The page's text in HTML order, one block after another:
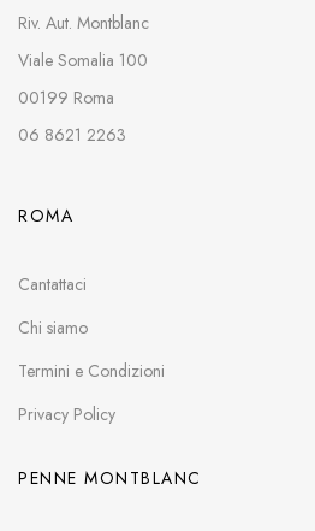
Riv. Aut. Montblanc
Viale Somalia 100
00199 Roma
06 8621 2263
ROMA
Cantattaci
Chi siamo
Termini e Condizioni
Privacy Policy
PENNE MONTBLANC